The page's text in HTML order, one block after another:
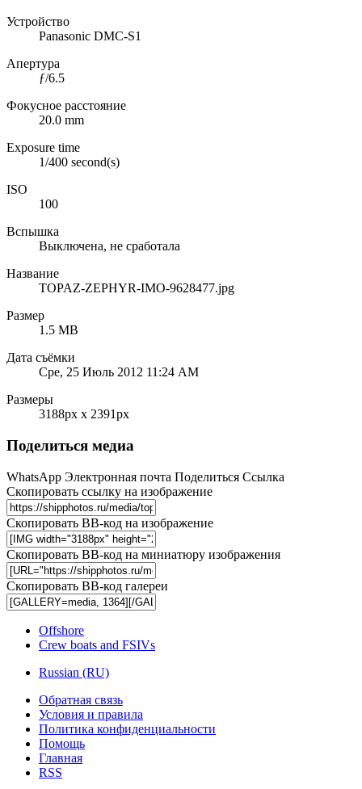
Устройство
Panasonic DMC-S1
Апертура
ƒ/6.5
Фокусное расстояние
20.0 mm
Exposure time
1/400 second(s)
ISO
100
Вспышка
Выключена, не сработала
Название
TOPAZ-ZEPHYR-IMO-9628477.jpg
Размер
1.5 MB
Дата съёмки
Сре, 25 Июль 2012 11:24 AM
Размеры
3188px x 2391px
Поделиться медиа
WhatsApp Электронная почта Поделиться Ссылка
Скопировать ссылку на изображение
Скопировать BB-код на изображение
Скопировать BB-код на миниатюру изображения
Скопировать BB-код галереи
Offshore
Crew boats and FSIVs
Russian (RU)
Обратная связь
Условия и правила
Политика конфиденциальности
Помощь
Главная
RSS